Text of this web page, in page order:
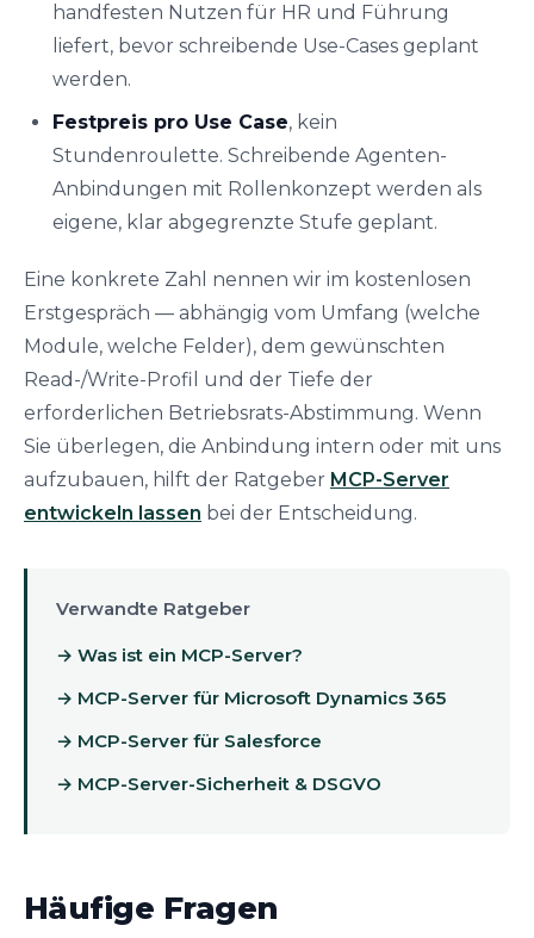
handfesten Nutzen für HR und Führung
liefert, bevor schreibende Use-Cases geplant
werden.
Festpreis pro Use Case, kein
Stundenroulette. Schreibende Agenten-
Anbindungen mit Rollenkonzept werden als
eigene, klar abgegrenzte Stufe geplant.
Eine konkrete Zahl nennen wir im kostenlosen
Erstgespräch — abhängig vom Umfang (welche
Module, welche Felder), dem gewünschten
Read-/Write-Profil und der Tiefe der
erforderlichen Betriebsrats-Abstimmung. Wenn
Sie überlegen, die Anbindung intern oder mit uns
aufzubauen, hilft der Ratgeber MCP-Server
entwickeln lassen bei der Entscheidung.
Verwandte Ratgeber
→ Was ist ein MCP-Server?
→ MCP-Server für Microsoft Dynamics 365
→ MCP-Server für Salesforce
→ MCP-Server-Sicherheit & DSGVO
Häufige Fragen